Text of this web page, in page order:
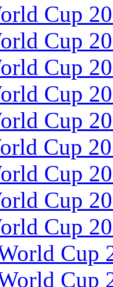
Cup
Cup
Cup
Cup
Cup
Cup
Cup
Cup
Cup
Cup
Cup